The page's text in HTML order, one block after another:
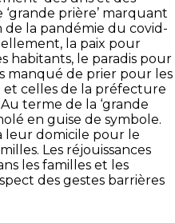
prière’ marquant
de la pandémie du covid-
la paix pour
habitants, le paradis pour
manqué de prier pour les
celles de la préfecture
terme de la ‘grande
en guise de symbole.
leur domicile pour le
Les réjouissances
les familles et les
des gestes barrières